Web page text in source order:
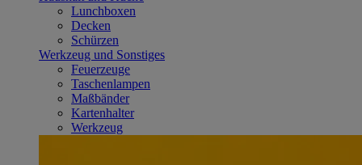
Lunchboxen
Decken
Schürzen
Werkzeug und Sonstiges
Feuerzeuge
Taschenlampen
Maßbänder
Kartenhalter
Werkzeug